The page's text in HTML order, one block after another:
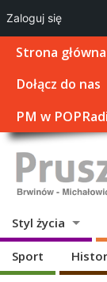
Strona główna
Dołącz do nas
PM w
Styl życia
Sport
Zaloguj się